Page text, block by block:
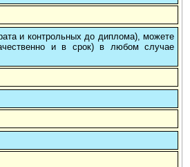
и контрольных до диплома), можете
и в срок) в любом случае